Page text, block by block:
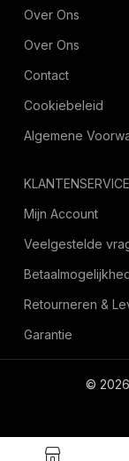
Over Ons
Over Ons
Contact
Cookiebeleid
Algemene
KLANTENSERVICE
Mijn Account
Veelgestelde
Retourneren &
Garantie
© 2026